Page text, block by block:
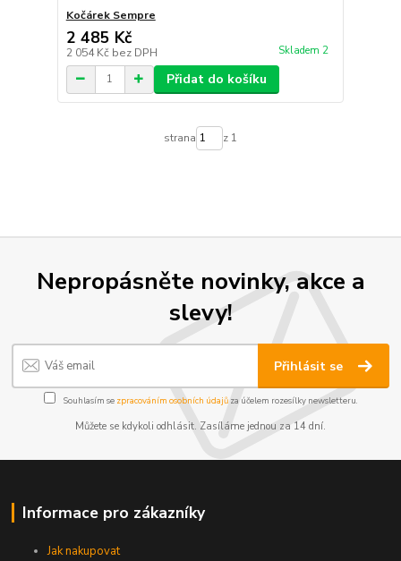
Kočárek Sempre
2 485 Kč
2 054 Kč bez DPH Skladem 2
Přidat do košíku
strana z 1
Nepropásněte novinky, akce a
slevy!
Přihlásit se
Souhlasím se zpracováním osobních údajůza účelem rozesílky newsletteru.
Můžete se kdykoli odhlásit. Zasíláme jednou za 14 dní.
Informace pro zákazníky
Jak nakupovat